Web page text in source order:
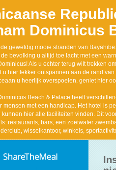
Dominicus
geweldig mooie stranden van
bevolking u altijd toe lacht met een
Als u echter terug wilt trekken
u hier lekker ontspannen aan de rand
u heerlijk overspoelen, geniet hier
Beach & Palace heeft
mensen met een handicap. Het hotel is
kunnen hier alle faciliteiten vinden. Dit
restaurants, bars, een zoetwater
wisselkantoor, winkels,